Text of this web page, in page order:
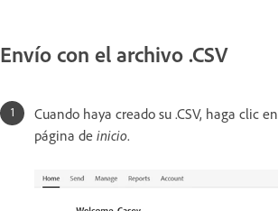
Envío con el archivo .CSV
Cuando haya creado su .CSV, haga clic en
página de inicio.